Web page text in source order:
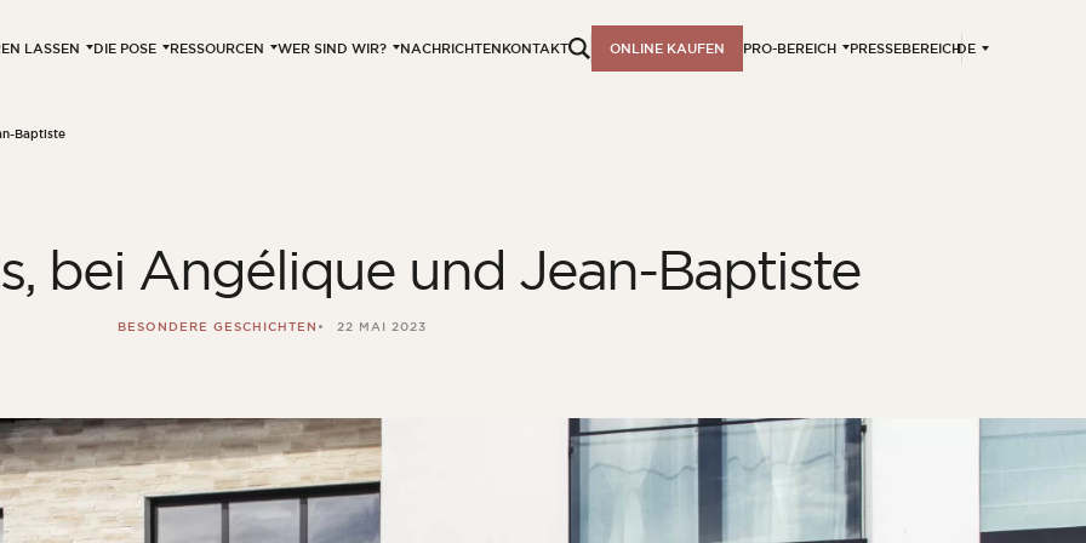
LASSEN DIE POSE RESSOURCEN WER SIND WIR? NACHRICHTENKONTAKT ONLINE KAUFEN PRO-BEREICH PRESSEBEREICHDE
Baptiste
bei Angélique und Jean-Baptiste
BESONDERE GESCHICHTEN 22 MAI 2023